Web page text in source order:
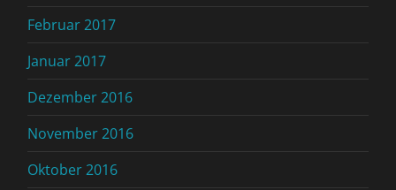
Februar 2017
Januar 2017
Dezember 2016
November 2016
Oktober 2016